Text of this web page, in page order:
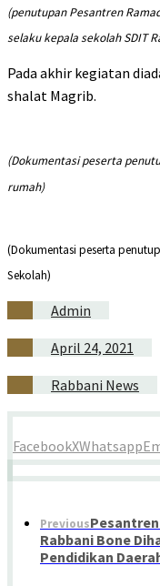
(penutupan Pesantren
selaku kepala sekolah SDIT
Pada akhir kegiatan
shalat Magrib.
(Dokumentasi peserta
rumah)
(Dokumentasi peserta
Sekolah)
Admin
April 24, 2021
Rabbani News
FacebookXWhatsapp
Previous
Rabbani Bone
Pendidikan